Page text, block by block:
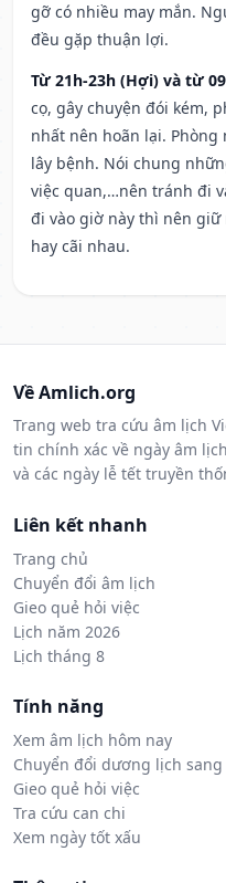
gỡ có nhiều may mắn.
đều gặp thuận lợi.
Từ 21h-23h (Hợi) và từ
cọ, gây chuyện đói kém,
nhất nên hoãn lại.
lây bệnh. Nói chung
việc quan,…nên tránh đi
đi vào giờ này thì nên giữ
hay cãi nhau.
Về Amlich.org
Trang web tra cứu âm lịch
tin chính xác về ngày âm
và các ngày lễ tết truyền
Liên kết nhanh
Trang chủ
Chuyển đổi âm lịch
Gieo quẻ hỏi việc
Lịch năm 2026
Lịch tháng 8
Tính năng
Xem âm lịch hôm nay
Chuyển đổi dương lịch
Gieo quẻ hỏi việc
Tra cứu can chi
Xem ngày tốt xấu